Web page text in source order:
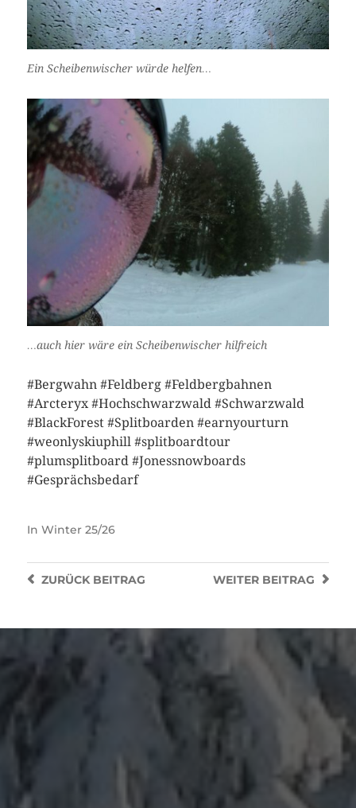
Ein Scheibenwischer würde helfen…
…auch hier wäre ein Scheibenwischer hilfreich
#Bergwahn #Feldberg #Feldbergbahnen
#Arcteryx #Hochschwarzwald #Schwarzwald
#BlackForest #Splitboarden #earnyourturn
#weonlyskiuphill #splitboardtour
#plumsplitboard #Jonessnowboards
#Gesprächsbedarf
In Winter 25/26
WEITER BEITRAG
ZURÜCKBEITRAG